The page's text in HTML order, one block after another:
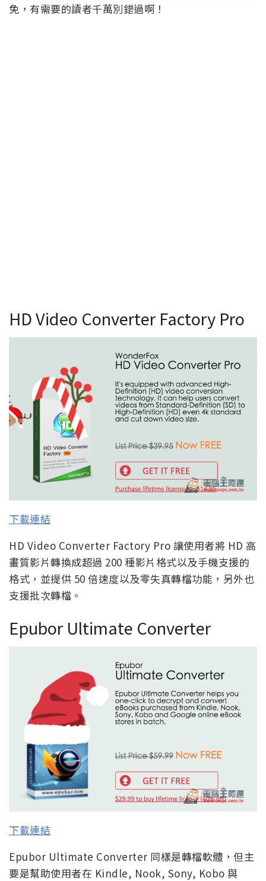
免，有需要的讀者千萬別錯過啊！
HD Video Converter Factory Pro
下載連結
HD Video Converter Factory Pro 讓使用者將 HD 高
畫質影片轉換成超過 200 種影片格式以及手機支援的
格式，並提供 50 倍速度以及零失真轉檔功能，另外也
支援批次轉檔。
Epubor Ultimate Converter
下載連結
Epubor Ultimate Converter 同樣是轉檔軟體，但主
要是幫助使用者在 Kindle, Nook, Sony, Kobo 與